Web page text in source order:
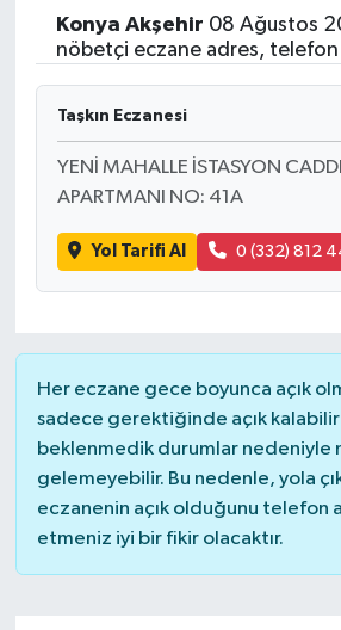
Konya Akşehir 08 Ağustos
nöbetçi eczane adres, telefon
Taşkın Eczanesi
YENİ MAHALLE İSTASYON
APARTMANI NO: 41A
Yol Tarifi Al 0 (332) 812
Her eczane gece boyunca açık
sadece gerektiğinde açık kalabilir
beklenmedik durumlar nedeniyle
gelemeyebilir. Bu nedenle, yola
eczanenin açık olduğunu telefon
etmeniz iyi bir fikir olacaktır.
Yaşam